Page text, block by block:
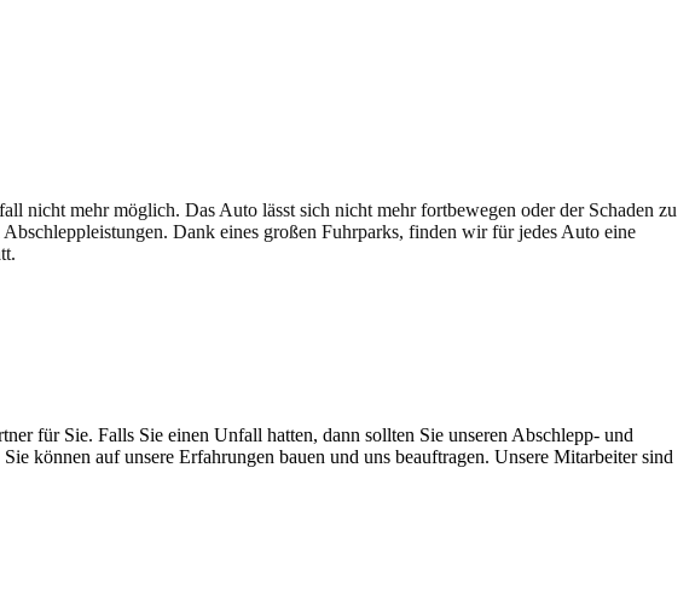
nicht mehr möglich. Das Auto lässt sich nicht mehr fortbewegen oder der Schaden zu
Dank eines großen Fuhrparks, finden wir für jedes Auto eine
für Sie. Falls Sie einen Unfall hatten, dann sollten Sie unseren Abschlepp- und
können auf unsere Erfahrungen bauen und uns beauftragen. Unsere Mitarbeiter sind